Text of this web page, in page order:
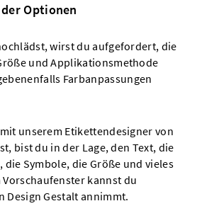
Optionen
wirst du aufgefordert, die
und Applikationsmethode
Farbanpassungen
unserem Etikettendesigner von
bist du in der Lage, den Text, die
Symbole, die Größe und vieles
kannst du
Design Gestalt annimmt.